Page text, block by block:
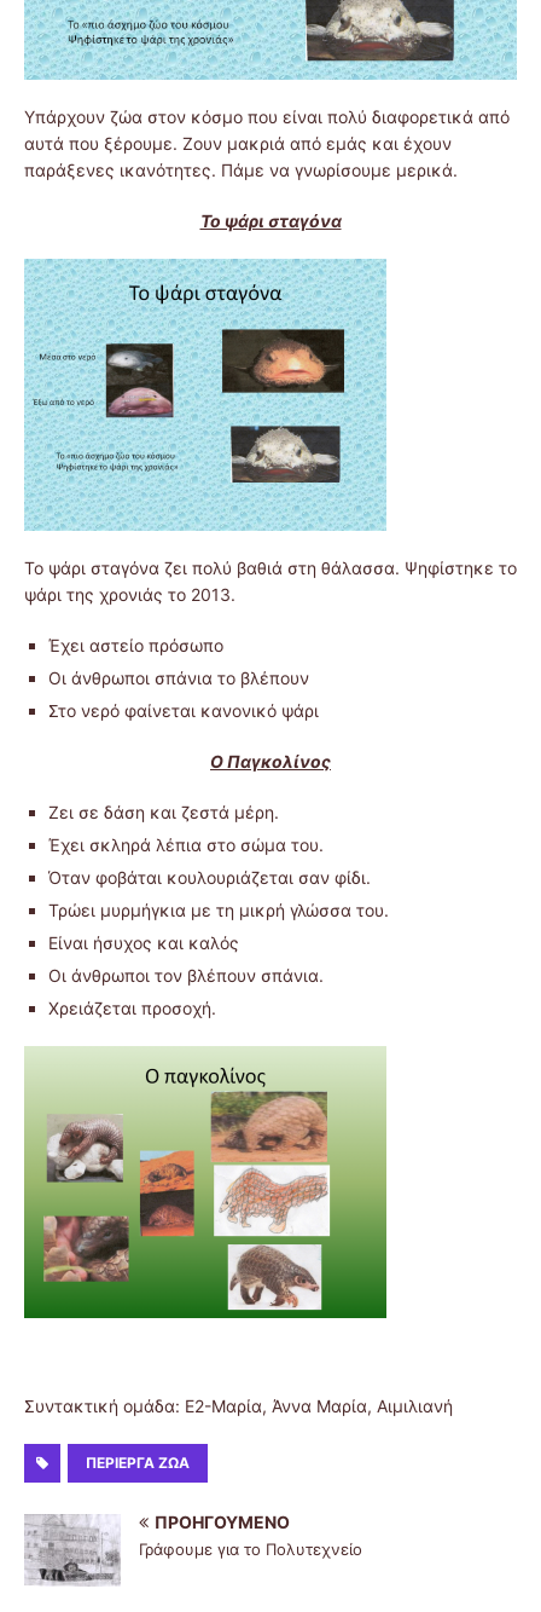
Υπάρχουν ζώα στον κόσμο που είναι πολύ διαφορετικά από
αυτά που ξέρουμε. Ζουν μακριά από εμάς και έχουν
παράξενες ικανότητες. Πάμε να γνωρίσουμε μερικά.
Το ψάρι σταγόνα
Το ψάρι σταγόνα ζει πολύ βαθιά στη θάλασσα. Ψηφίστηκε το
ψάρι της χρονιάς το 2013.
Έχει αστείο πρόσωπο
Οι άνθρωποι σπάνια το βλέπουν
Στο νερό φαίνεται κανονικό ψάρι
Ο Παγκολίνος
Ζει σε δάση και ζεστά μέρη.
Έχει σκληρά λέπια στο σώμα του.
Όταν φοβάται κουλουριάζεται σαν φίδι.
Τρώει μυρμήγκια με τη μικρή γλώσσα του.
Είναι ήσυχος και καλός
Οι άνθρωποι τον βλέπουν σπάνια.
Χρειάζεται προσοχή.
Συντακτική ομάδα: E2-Μαρία, Άννα Μαρία, Αιμιλιανή
ΠΕΡΊΕΡΓΑ ΖΏΑ
ΠΡΟΗΓΟΎΜΕΝΟ
Γράφουμε για το Πολυτεχνείο